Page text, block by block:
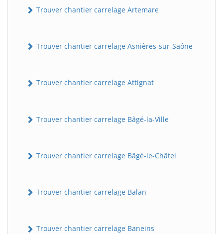
Trouver chantier carrelage Artemare
Trouver chantier carrelage Asnières-sur-Saône
Trouver chantier carrelage Attignat
Trouver chantier carrelage Bâgé-la-Ville
Trouver chantier carrelage Bâgé-le-Châtel
Trouver chantier carrelage Balan
Trouver chantier carrelage Baneins